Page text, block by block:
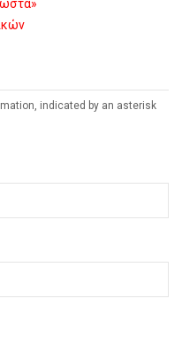
indicated by an asterisk